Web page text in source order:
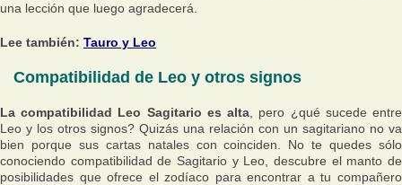
una lección que luego agradecerá.
Lee también: Tauro y Leo
Compatibilidad de Leo y otros signos
La compatibilidad Leo Sagitario es alta , pero ¿qué sucede entre
Leo y los otros signos? Quizás una relación con un sagitariano no va
bien porque sus cartas natales con coinciden. No te quedes sólo
conociendo compatibilidad de Sagitario y Leo, descubre el manto de
posibilidades que ofrece el zodíaco para encontrar a tu compañero